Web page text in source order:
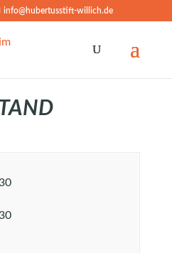
info@hubertusstift-willich.de